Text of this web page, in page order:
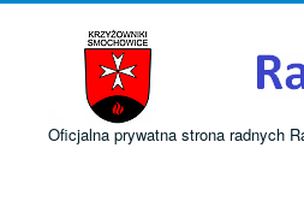
Oficjalna prywatna strona radnych